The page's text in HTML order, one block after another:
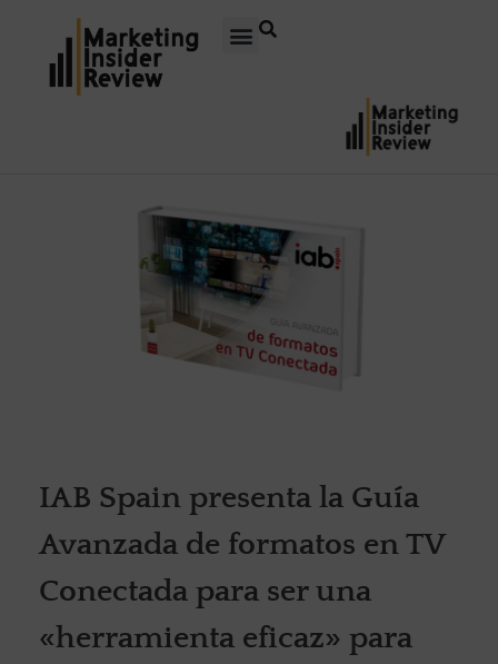
IAB Spain presenta la Guía
Avanzada de formatos en TV
Conectada para ser una
«herramienta eficaz» para